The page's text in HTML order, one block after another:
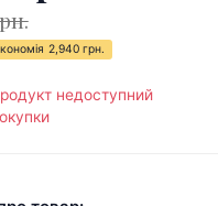
2,940 грн.
недоступний